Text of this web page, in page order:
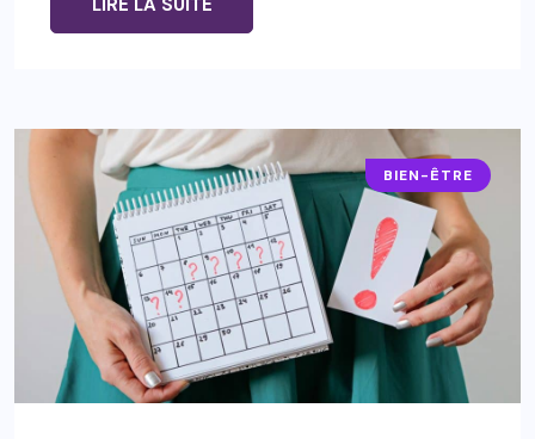
LIRE LA SUITE
BIEN-ÊTRE